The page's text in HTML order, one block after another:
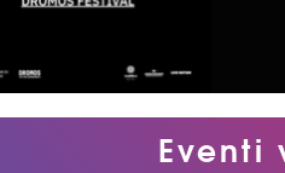
Eventi